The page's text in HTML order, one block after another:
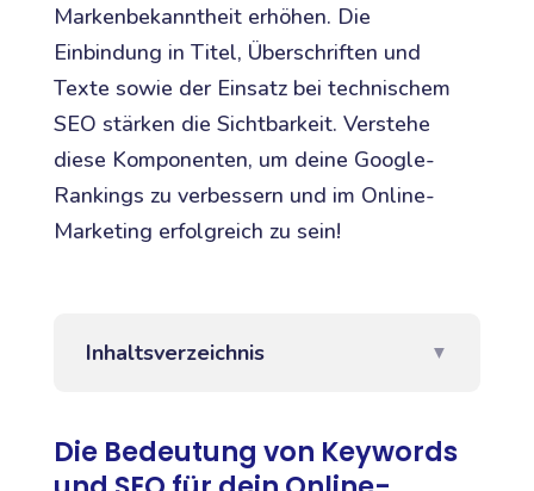
Markenbekanntheit erhöhen. Die
Einbindung in Titel, Überschriften und
Texte sowie der Einsatz bei technischem
SEO stärken die Sichtbarkeit. Verstehe
diese Komponenten, um deine Google-
Rankings zu verbessern und im Online-
Marketing erfolgreich zu sein!
Inhaltsverzeichnis ▼
Die Bedeutung von Keywords